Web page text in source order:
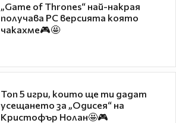
„Game of Thrones“ най-накрая
получава PC версията която
чакахме🎮🤩
Топ 5 игри, които ще ти дадат
усещането за „Одисея“ на
Кристофър Нолан🤩🎮